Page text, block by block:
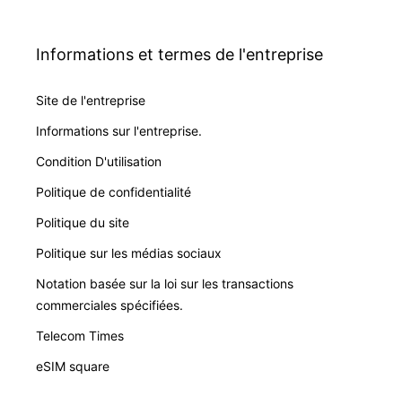
Informations et termes de l'entreprise
Site de l'entreprise
Informations sur l'entreprise.
Condition D'utilisation
Politique de confidentialité
Politique du site
Politique sur les médias sociaux
Notation basée sur la loi sur les transactions
commerciales spécifiées.
Telecom Times
eSIM square